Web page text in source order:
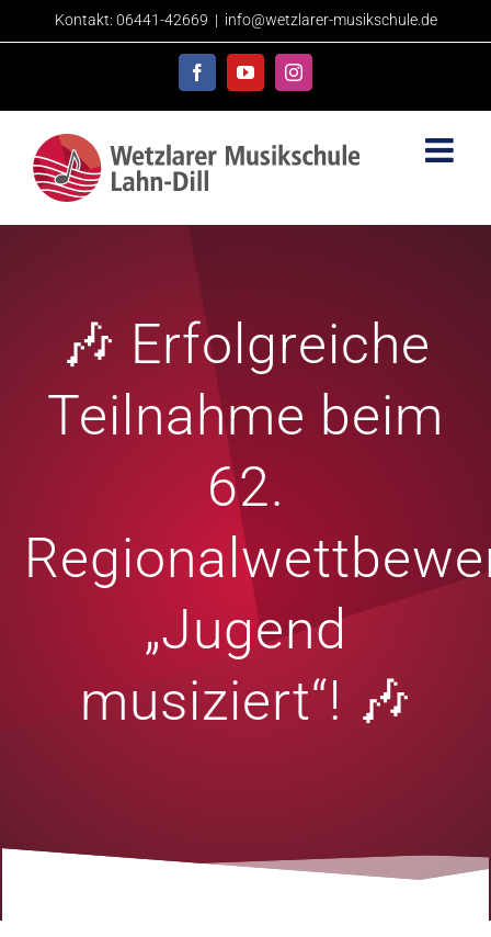
to
Kontakt: 06441-42669 | info@wetzlarer-musikschule.de
FacebookYouTubeInstagram
🎶 Erfolgreiche
Teilnahme beim
62.
„Jugend
musiziert“! 🎶